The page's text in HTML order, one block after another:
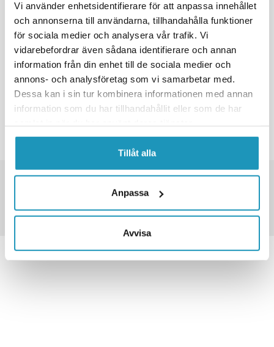
Vi använder enhetsidentifierare för att anpassa innehållet
och annonserna till användarna, tillhandahålla funktioner
för sociala medier och analysera vår trafik. Vi
vidarebefordrar även sådana identifierare och annan
information från din enhet till de sociala medier och
annons- och analysföretag som vi samarbetar med.
Dessa kan i sin tur kombinera informationen med annan
information som du har tillhandahållit eller som de har
Tillåt alla
Anpassa
Avvisa
HANDLEKURVEN
MER INFORMASJON
+ LEGG TIL I
HANDLEKURVEN
MER INFORMASJON
Viser2av2produkter
TUSENVIS AV VARER PÅ LAGER
FRAKT FRA 79 KR
30 DAGERS ÅPENT KJØP